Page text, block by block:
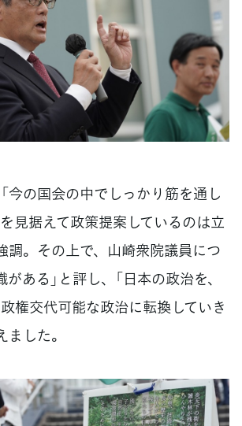
今の国会の中でしっかり筋を通し
見据えて政策提案しているのは立
調。その上で、山崎衆院議員につ
ある」と評し、「日本の政治を、
権交代可能な政治に転換していき
ました。